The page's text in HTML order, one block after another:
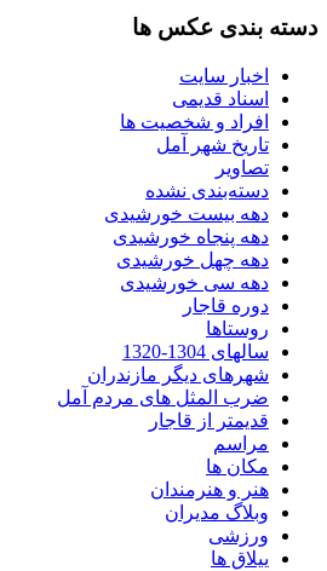
دسته بندی عکس ها
اخبار سایت
اسناد قدیمی
افراد و شخصیت ها
تاریخ شهر آمل
تصاویر
دسته‌بندی نشده
دهه بیست خورشیدی
دهه پنجاه خورشیدی
دهه چهل خورشیدی
دهه سی خورشیدی
دوره قاجار
روستاها
سالهای 1304-1320
شهرهای دیگر مازندران
ضرب المثل های مردم آمل
قدیمتر از قاجار
مراسم
مکان ها
هنر و هنرمندان
وبلاگ مدیران
ورزشی
ییلاق ها